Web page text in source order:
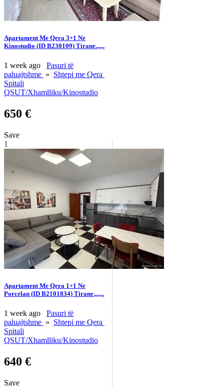
Apartament Me Qera 3+1 Ne
Kinostudio (ID B230109) Tirane..,.,.
1 week ago
Pasuri të
paluajtshme » Shtepi me Qera
Spitali
QSUT/Xhamlliku/Kinostudio
650 €
Save
1
Apartament Me Qera 1+1 Ne
Porcelan (ID B2101834) Tirane.,.,.,.
1 week ago
Pasuri të
paluajtshme » Shtepi me Qera
Spitali
QSUT/Xhamlliku/Kinostudio
640 €
Save